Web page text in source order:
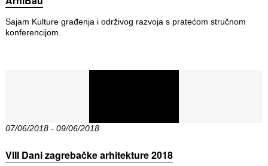
Sajam Kulture građenja i održivog razvoja s pratećom stručnom
konferencijom.
07/06/2018 - 09/06/2018
VIII Dani zagrebačke arhitekture 2018